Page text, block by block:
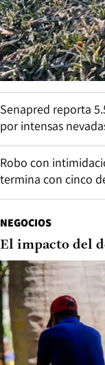
Senapred reporta
por intensas
Robo con
termina con cinco
NEGOCIOS
El impacto del